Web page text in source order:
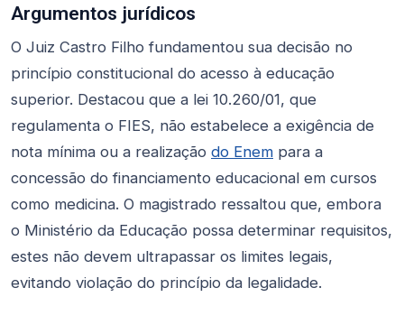
Argumentos jurídicos
O Juiz Castro Filho fundamentou sua decisão no
princípio constitucional do acesso à educação
superior. Destacou que a lei 10.260/01, que
regulamenta o FIES, não estabelece a exigência de
nota mínima ou a realização do Enem para a
concessão do financiamento educacional em cursos
como medicina. O magistrado ressaltou que, embora
o Ministério da Educação possa determinar requisitos,
estes não devem ultrapassar os limites legais,
evitando violação do princípio da legalidade.